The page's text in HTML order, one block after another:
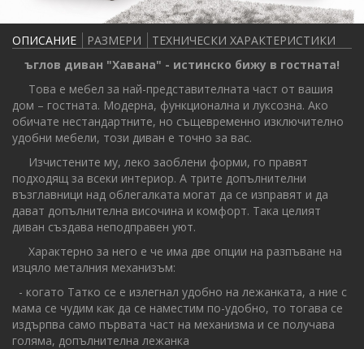
ОПИСАНИЕ РАЗМЕРИ
ТЕХНИЧЕСКИ ХАРАКТЕРИСТИКИ
ъглов диван "Хавана" - истинско бижу в гостната!
Това е мебел за най-представителната част от вашия
дом – гостната. Модерна, функционална и луксозна. Ако
обичате нестандартните, но същевременно изключително
удобни мебели, този диван е точно за вас.
Изчистените му, леко заоблени форми, го правят
подходящ за всеки интериор. А трите допълнителни
възглавници над облегалката могат да се изправят и да
дават допълнителна височина и комфорт. Така целият
диван създава неподправен уют.
Характерно за него е че има две опции на разпъване на
изцяло металния механизъм:
- когато Татко се е излегнал удобно на лежанката, а ние с
мама се чудим как да се наместим по-удобно, то тогава се
издърпва само първата част на механизма и се получава
голяма, допълнителна лежанка